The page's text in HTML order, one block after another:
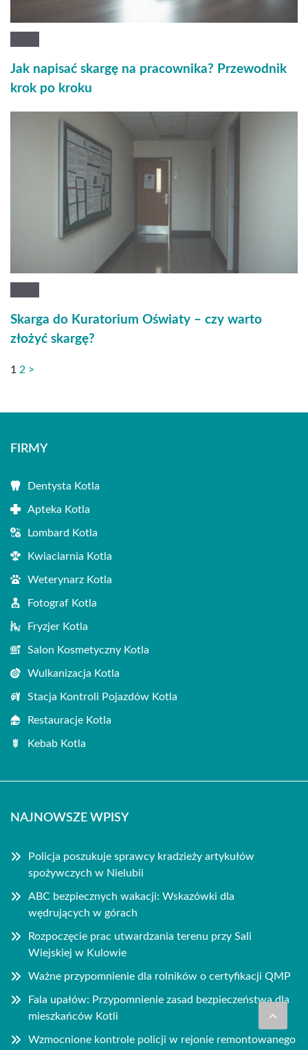
Jak napisać skargę na pracownika? Przewodnik
krok po kroku
Skarga do Kuratorium Oświaty – czy warto
złożyć skargę?
1 2 >
FIRMY
Dentysta Kotla
Apteka Kotla
Lombard Kotla
Kwiaciarnia Kotla
Weterynarz Kotla
Fotograf Kotla
Fryzjer Kotla
Salon Kosmetyczny Kotla
Wulkanizacja Kotla
Stacja Kontroli Pojazdów Kotla
Restauracje Kotla
Kebab Kotla
NAJNOWSZE WPISY
Policja poszukuje sprawcy kradzieży artykułów
spożywczych w Nielubii
ABC bezpiecznych wakacji: Wskazówki dla
wędrujących w górach
Rozpoczęcie prac utwardzania terenu przy Sali
Wiejskiej w Kulowie
Ważne przypomnienie dla rolników o certyfikacji QMP
Fala upałów: Przypomnienie zasad bezpieczeństwa dla
mieszkańców Kotli
Wzmocnione kontrole policji w rejonie remontowanego